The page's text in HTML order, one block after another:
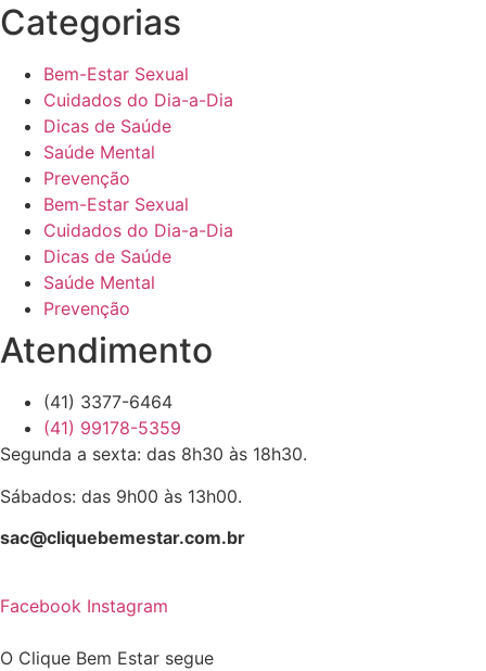
Categorias
Bem-Estar Sexual
Cuidados do Dia-a-Dia
Dicas de Saúde
Saúde Mental
Prevenção
Bem-Estar Sexual
Cuidados do Dia-a-Dia
Dicas de Saúde
Saúde Mental
Prevenção
Atendimento
(41) 3377-6464
(41) 99178-5359
Segunda a sexta: das 8h30 às 18h30.
Sábados: das 9h00 às 13h00.
sac@cliquebemestar.com.br
Facebook Instagram
O Clique Bem Estar segue